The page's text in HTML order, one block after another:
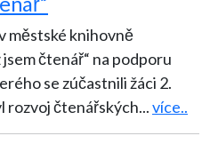
městské knihovně
čtenář“ na podporu
se zúčastnili žáci 2.
byl rozvoj čtenářských...více..